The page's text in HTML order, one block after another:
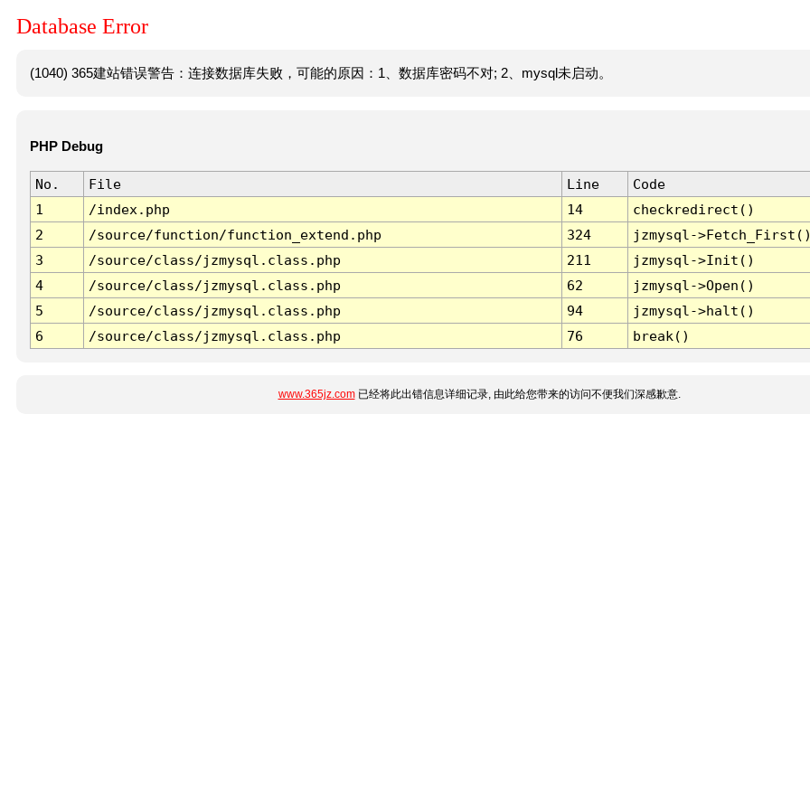
Database Error
(1040) 365建站错误警告：连接数据库失败，可能的原因：1、数据库密码不对; 2、mysql未启动。
PHP Debug
No. File Line
Code
1
/index.php 14
checkredirect()
2
/source/function/function_extend.php 324
jzmysql-
3
/source/class/jzmysql.class.php 211
jzmysql->Init()
4
/source/class/jzmysql.class.php 62
jzmysql->Open()
5
/source/class/jzmysql.class.php 94
jzmysql->halt()
6
/source/class/jzmysql.class.php 76 break()
www.365jz.com已经将此出错信息详细记录, 由此给您带来的访问不便我们深感歉意.